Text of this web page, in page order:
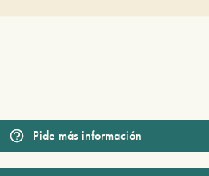
Pide más información